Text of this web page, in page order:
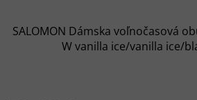
SALOMON Dámska voľnočasová
W vanilla ice/vanilla ice/